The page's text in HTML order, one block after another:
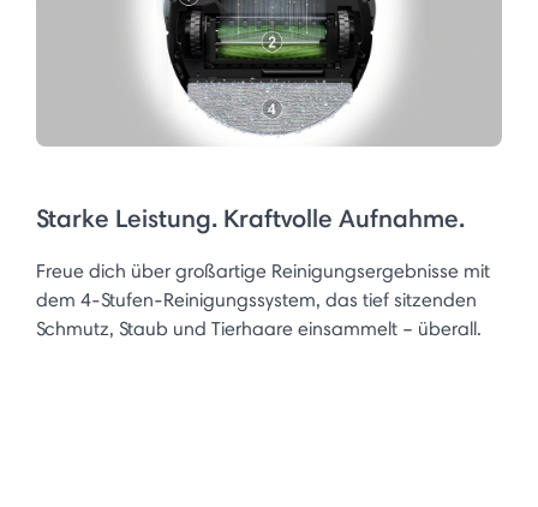
Starke Leistung. Kraftvolle Aufnahme.
Freue dich über großartige Reinigungsergebnisse mit
dem 4-Stufen-Reinigungssystem, das tief sitzenden
Schmutz, Staub und Tierhaare einsammelt – überall.